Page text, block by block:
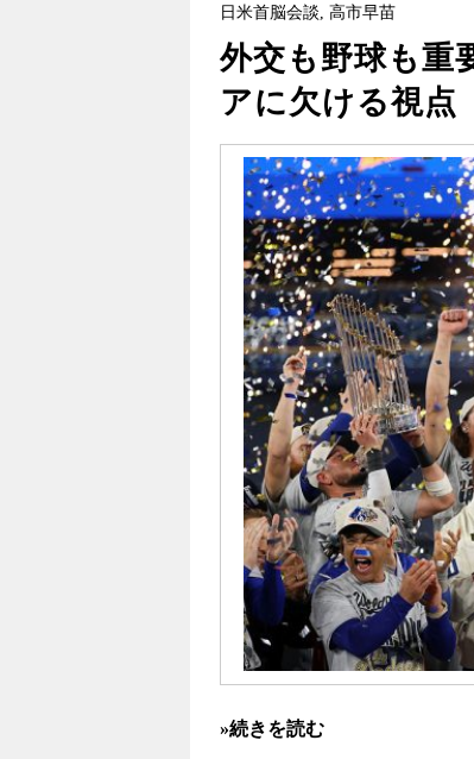
日米首脳会談, 高市早苗
外交も野球も重
アに欠ける視点
»続きを読む